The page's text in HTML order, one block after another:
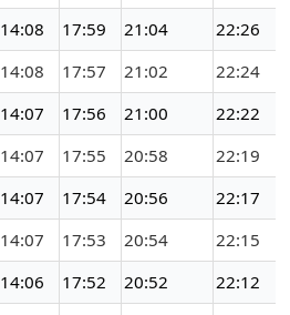
14:08 17:59 21:04
22:26
14:08 17:57 21:02
22:24
14:07 17:56 21:00
22:22
14:07 17:55 20:58
22:19
14:07 17:54 20:56
22:17
14:07 17:53 20:54
22:15
14:06 17:52 20:52
22:12